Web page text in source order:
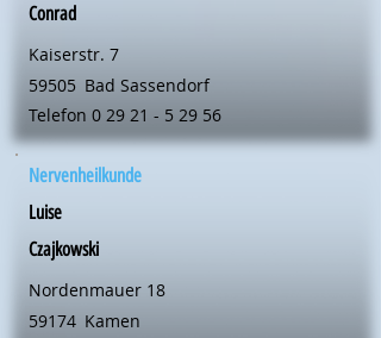
Conrad
Kaiserstr. 7
59505 Bad Sassendorf
Telefon 0 29 21 - 5 29 56
Nervenheilkunde
Luise
Czajkowski
Nordenmauer 18
59174 Kamen